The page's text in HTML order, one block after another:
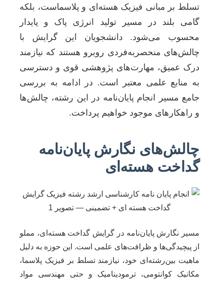
تسلط بر مبانی فیزیک هسته‌ای و پلاسماست، بلکه
گامی بلند در مسیر تولید انرژی پاک و پایدار
محسوب می‌شود. دانشجویان این گرایش با
چالش‌های منحصربه‌فردی روبرو هستند که نیازمند
درک عمیق، مهارت‌های پژوهشی قوی و دسترسی
به منابع علمی معتبر است. در ادامه به بررسی
جامع مسیر انجام پایان‌نامه در این رشته، چالش‌ها
و راهکارهای موجود خواهیم پرداخت.
چالش‌های نگارش پایان‌نامه
گداخت هسته‌ای
مسیر نگارش پایان‌نامه در گرایش گداخت هسته‌ای، مملو
از پیچیدگی‌ها و ظرافت‌های علمی است. این حوزه به دلیل
ماهیت بین‌رشته‌ای خود، نیازمند تسلط بر فیزیک پلاسما،
مکانیک کوانتومی، ترمودینامیک و حتی مهندسی مواد